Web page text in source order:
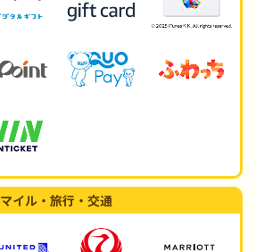
マイル・旅行・交通